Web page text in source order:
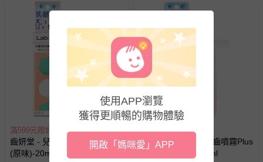
區，可能會無法配送，或須依據商品需加收離島運費。廠商
亦保留出貨與否的權利。離島、偏遠地區、樓層親送等加價
費用，可能會另需加收。
商品實際的配達日期，可於訂單個人資料內的查詢訂單內，
已出貨通知之訊息為主。
如您收到商品，請依正常流程檢查是否完好，若商品遇瑕疵
情形，您可申請更換新品或退貨，請見：
若您對於會員帳號、商品訂購與資訊、購物流程、付款方
式、折價券與購物金的使用、退貨及商品運送方式等有疑
問，你可詳見：
媽咪愛客服中心
預購商品：預購為海外同步代購，遇缺貨即會通知媽咪並協
滿599元贈好禮
齒妍堂 - 兒童含鈣健齒噴霧Plus
(原味)-20ml
搶購一空
滿599元贈好禮
齒妍堂 - 兒童含鈣健齒噴霧Plus
水蜜桃 (水蜜桃)-20ml
使用APP瀏覽
獲得更順暢的購物體驗
開啟「媽咪愛」APP